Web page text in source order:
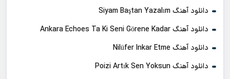
دانلود آهنگ Siyam Baştan Yazalım
دانلود آهنگ Ankara Echoes Ta Ki Seni Görene Kadar
دانلود آهنگ Nilüfer Inkar Etme
دانلود آهنگ Poizi Artık Sen Yoksun